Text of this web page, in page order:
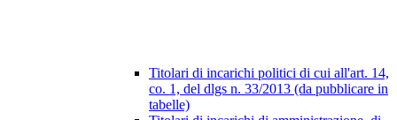
Titolari di incarichi politici di cui all'art. 14,
co. 1, del dlgs n. 33/2013 (da pubblicare in
tabelle)